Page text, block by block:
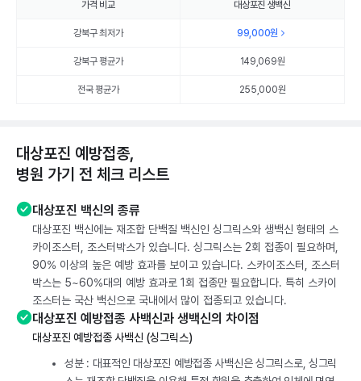
가격 비교 대상포진 생백신
강북구 최저가 99,000원
강북구 평균가 149,069원
전국 평균가 255,000원
대상포진 예방접종,
병원 가기 전 체크 리스트
대상포진 백신의 종류
대상포진 백신에는 재조합 단백질 백신인 싱그릭스와 생백신 형태의 스
카이조스터, 조스터박스가 있습니다. 싱그릭스는 2회 접종이 필요하며,
90% 이상의 높은 예방 효과를 보이고 있습니다. 스카이조스터, 조스터
박스는 5~60%대의 예방 효과로 1회 접종만 필요합니다. 특히 스카이
조스터는 국산 백신으로 국내에서 많이 접종되고 있습니다.
대상포진 예방접종 사백신과 생백신의 차이점
대상포진 예방접종 사백신 (싱그릭스)
성분 : 대표적인 대상포진 예방접종 사백신은 싱그릭스로, 싱그릭